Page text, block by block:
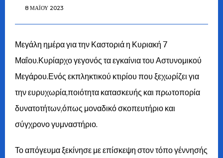
8 ΜΑΪ́ΟΥ 2023
Μεγάλη ημέρα για την Καστοριά η Κυριακή 7
Μαΐου.Κυρίαρχο γεγονός τα εγκαίνια του Αστυνομικού
Μεγάρου.Ενός εκπληκτικού κτιρίου που ξεχωρίζει για
την ευρυχωρία,ποιότητα κατασκευής και πρωτοπορία
δυνατοτήτων,όπως μοναδικό σκοπευτήριο και
σύγχρονο γυμναστήριο.
Το απόγευμα ξεκίνησε με επίσκεψη στον τόπο γέννησής